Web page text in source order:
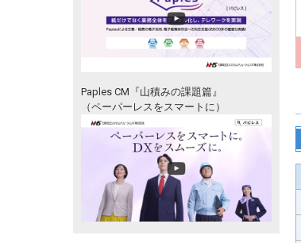
Paples CM『山積みの課題篇』
（ペーパーレスをスマートに）